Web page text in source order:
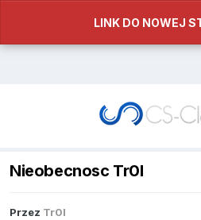
LINK DO NOWEJ
Nieobecnosc Tr0l
Przez Tr0l